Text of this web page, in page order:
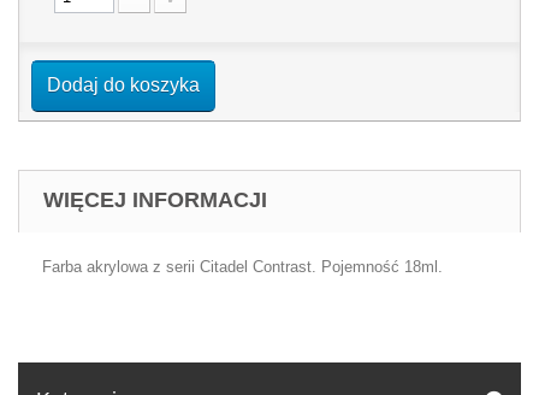
Dodaj do koszyka
WIĘCEJ INFORMACJI
Farba akrylowa z serii Citadel Contrast. Pojemność 18ml.